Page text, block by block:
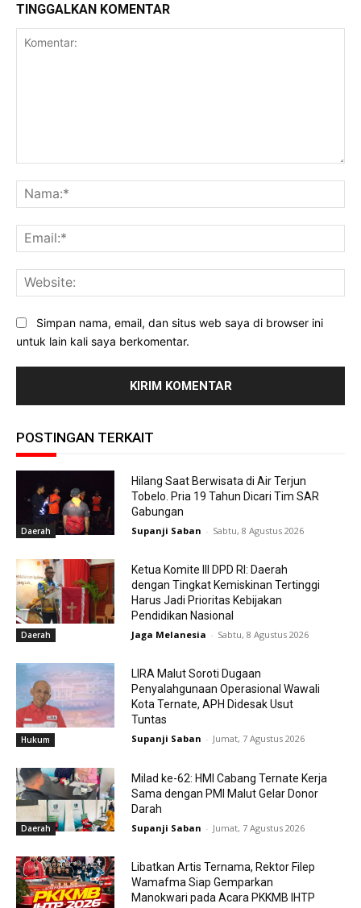
TINGGALKAN KOMENTAR
Simpan nama, email, dan situs web saya di browser ini
untuk lain kali saya berkomentar.
POSTINGAN TERKAIT
Daerah
Hilang Saat Berwisata di Air Terjun
Tobelo. Pria 19 Tahun Dicari Tim SAR
Gabungan
Supanji Saban - Sabtu, 8 Agustus 2026
Daerah
Ketua Komite III DPD RI: Daerah
dengan Tingkat Kemiskinan Tertinggi
Harus Jadi Prioritas Kebijakan
Pendidikan Nasional
Jaga Melanesia - Sabtu, 8 Agustus 2026
Hukum
LIRA Malut Soroti Dugaan
Penyalahgunaan Operasional Wawali
Kota Ternate, APH Didesak Usut
Tuntas
Supanji Saban - Jumat, 7 Agustus 2026
Daerah
Milad ke-62: HMI Cabang Ternate Kerja
Sama dengan PMI Malut Gelar Donor
Darah
Supanji Saban - Jumat, 7 Agustus 2026
Libatkan Artis Ternama, Rektor Filep
Wamafma Siap Gemparkan
Manokwari pada Acara PKKMB IHTP